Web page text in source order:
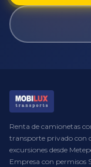
Renta de camionetas
transporte privado con
excursiones desde
Empresa con permisos